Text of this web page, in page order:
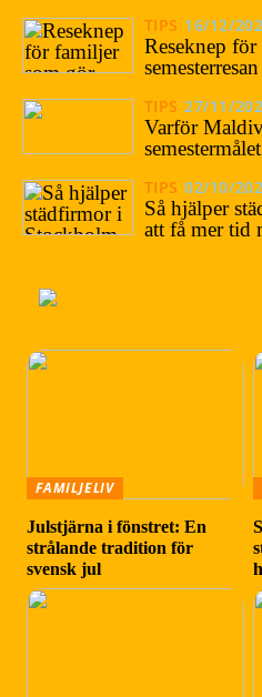
TIPS 16/12/
Reseknep
TIPS 27/11/
Varför
TIPS 02/10/
Så hjälper
att få mer tid
FAMILJELIV
Julstjärna i fönstret: En
strålande tradition för
svensk jul